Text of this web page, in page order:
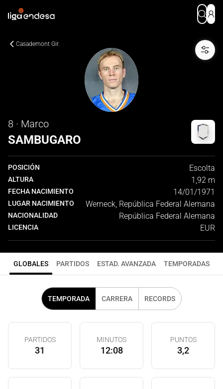
Casademont Gir.
8 · Marco
SAMBUGARO
POSICIÓN Escolta
ALTURA 1,92 m
FECHA NACIMIENTO 14/01/1971
LUGAR NACIMIENTO Werneck, República Federal Alemana
NACIONALIDAD República Federal Alemana
LICENCIA EUR
GLOBALES PARTIDOS ESTAD. AVANZADA TEMPORADAS
TEMPORADA CARRERA RECORDS
PARTIDOS
31
MINUTOS
12:08
PUNTOS
3,2